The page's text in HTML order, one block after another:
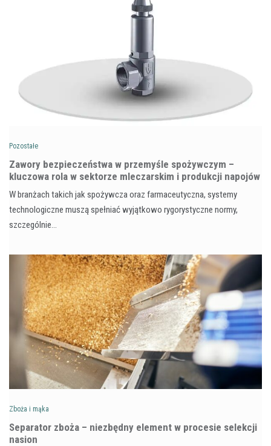
Pozostałe
Zawory bezpieczeństwa w przemyśle spożywczym –
kluczowa rola w sektorze mleczarskim i produkcji napojów
W branżach takich jak spożywcza oraz farmaceutyczna, systemy
technologiczne muszą spełniać wyjątkowo rygorystyczne normy,
szczególnie…
Zboża i mąka
Separator zboża – niezbędny element w procesie selekcji
nasion